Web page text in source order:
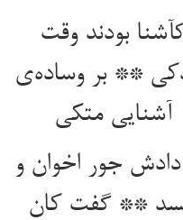
بودند وقت
** بر وساده‌‌ی
دادش جور اخوان و
** گفت کان